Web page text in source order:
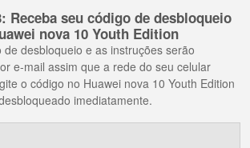
Receba seu código de desbloqueio
nova 10 Youth Edition
de desbloqueio e as instruções serão
e-mail assim que a rede do seu celular
o código no Huawei nova 10 Youth Edition
imediatamente.